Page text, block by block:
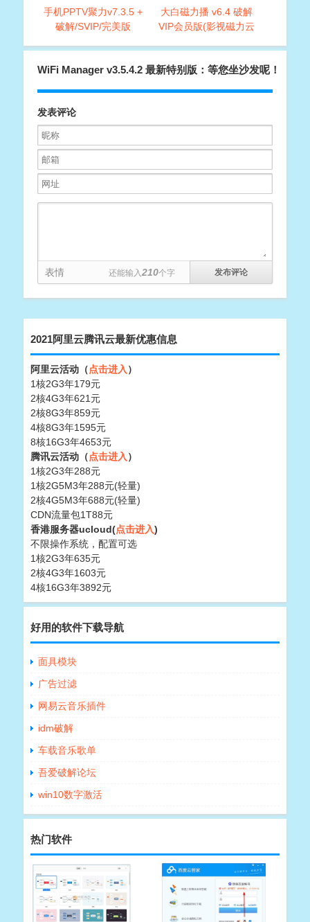
手机PPTV聚力v7.3.5 +
破解/SVIP/完美版
大白磁力播 v6.4 破解
VIP会员版(影视磁力云
WiFi Manager v3.5.4.2 最新特别版：等您坐沙发呢！
发表评论
表情 还能输入210个字
2021阿里云腾讯云最新优惠信息
阿里云活动（点击进入）
1核2G3年179元
2核4G3年621元
2核8G3年859元
4核8G3年1595元
8核16G3年4653元
腾讯云活动（点击进入）
1核2G3年288元
1核2G5M3年288元(轻量)
2核4G5M3年688元(轻量)
CDN流量包1T88元
香港服务器ucloud(点击进入)
不限操作系统，配置可选
1核2G3年635元
2核4G3年1603元
4核16G3年3892元
好用的软件下载导航
面具模块
广告过滤
网易云音乐插件
idm破解
车载音乐歌单
吾爱破解论坛
win10数字激活
热门软件